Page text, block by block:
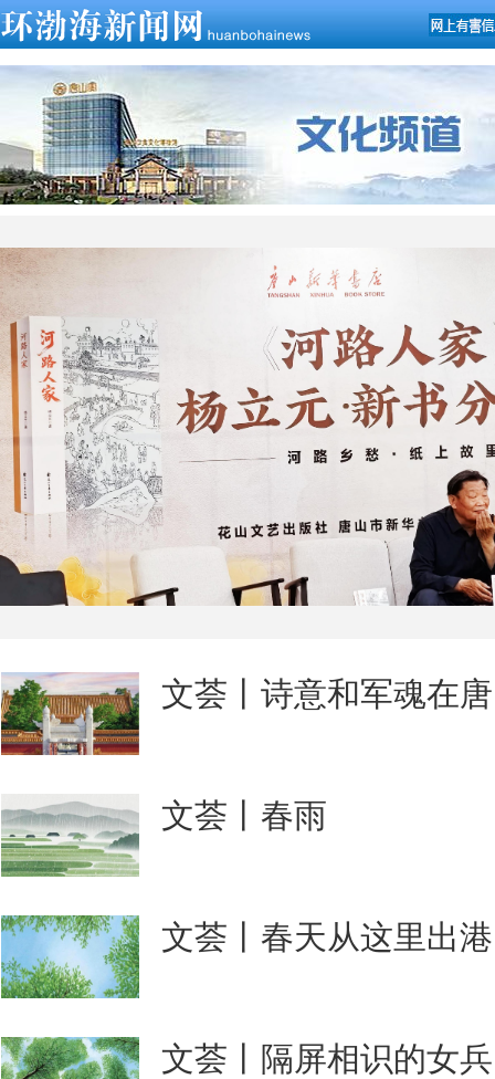
文荟丨诗意和军魂在
文荟丨春雨
文荟丨春天从这里出港
文荟丨隔屏相识的女兵